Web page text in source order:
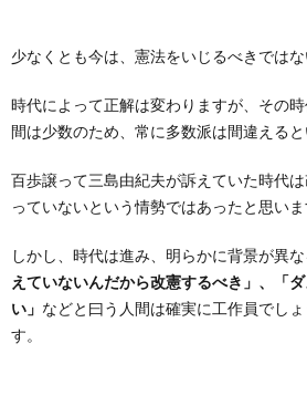
少なくとも今は、憲法をいじるべきではな
時代によって正解は変わりますが、その
間は少数のため、常に多数派は間違えると
百歩譲って三島由紀夫が訴えていた時代
っていないという情勢ではあったと思いま
しかし、時代は進み、明らかに背景が異
えていないんだから改憲するべき」、「
い」 などと曰う人間は確実に工作員でし
す。